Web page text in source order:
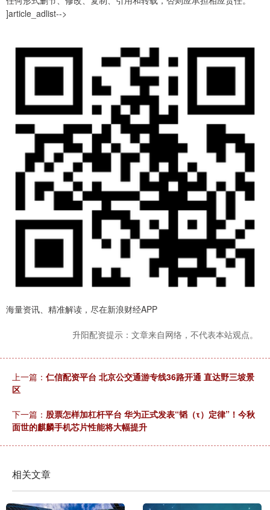
]article_adlist-->
海量资讯、精准解读，尽在新浪财经APP
升阳配资提示：文章来自网络，不代表本站观点。
上一篇： 仁信配资平台 北京公交通游专线36路开通 直达野三坡景
区
下一篇： 股票怎样加杠杆平台 华为正式发表“韬（τ）定律”！今秋
面世的麒麟手机芯片性能将大幅提升
相关文章